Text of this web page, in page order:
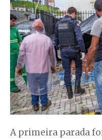
A primeira parada